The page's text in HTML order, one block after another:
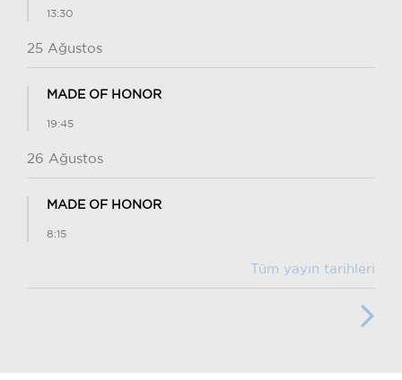
13:30
25 Ağustos
MADE OF HONOR
19:45
26 Ağustos
MADE OF HONOR
8:15
Tüm yayın tarihleri